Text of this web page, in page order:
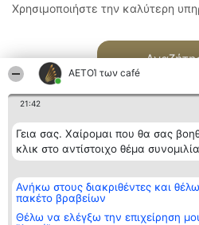
ΑΕΤΟΊ των café
21:42
Γεια σας. Χαίρομαι που θα σας
κλικ στο αντίστοιχο θέμα
Ανήκω στους διακριθέντες και
πακέτο βραβείων
Θέλω να ελέγξω την επιχείρηση
Χρησιμοποιήστε την καλύτερη
Διοργανωτής της
κατάταξης
BEAUTIFUL COMPANY
ΤΗΛ. ΕΠΙΚΟΙΝΩΝΙΑΣ:
Κατάταξη
Διακριθέντες
των